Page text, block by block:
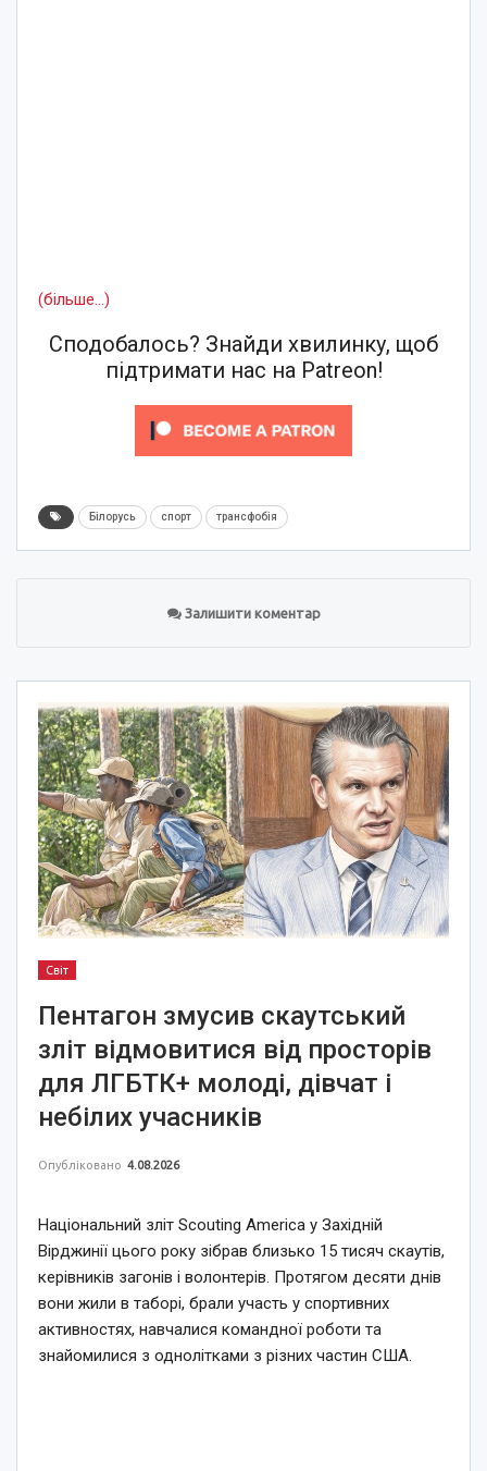
(більше…)
Сподобалось? Знайди хвилинку, щоб
підтримати нас на Patreon!
Білорусь спорт трансфобія
Залишити коментар
Світ
Пентагон змусив скаутський
зліт відмовитися від просторів
для ЛГБТК+ молоді, дівчат і
небілих учасників
Опубліковано 4.08.2026
Національний зліт Scouting America у Західній
Вірджинії цього року зібрав близько 15 тисяч скаутів,
керівників загонів і волонтерів. Протягом десяти днів
вони жили в таборі, брали участь у спортивних
активностях, навчалися командної роботи та
знайомилися з однолітками з різних частин США.